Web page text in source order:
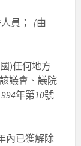
員； (由
)任何地方
議會、議院
年第10號
內已獲解除